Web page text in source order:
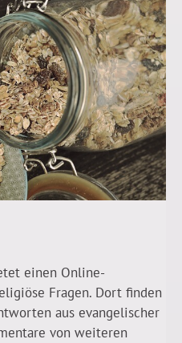
einen Online-
Fragen. Dort finden
aus evangelischer
von weiteren